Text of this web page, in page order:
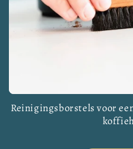
Reinigingsborstels voor